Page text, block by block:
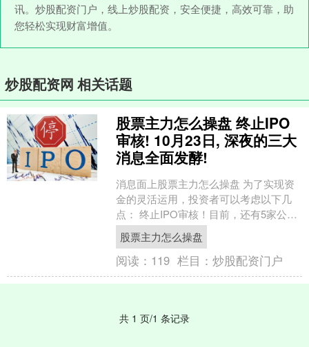
讯。炒股配资门户，线上炒股配资，安全便捷，高效可靠，助
您轻松实现财富增值。
炒股配资网 相关话题
股票主力怎么操盘 终止IPO
审核! 10月23日, 深夜的三大
消息全面发酵!
消息面上股票主力怎么操盘 为了实现资
金的灵活运用，投资者可以考虑以下几
点： 终止IPO审核！目前，还有5家公司
正在按照第五套上市标准接受审核，而
这些公司的IPO....
股票主力怎么操盘
阅读： 119 栏目：炒股配资门户
共 1 页/1 条记录